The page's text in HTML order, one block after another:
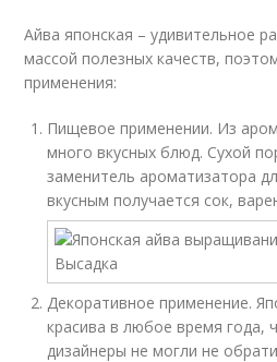
Айва японская – удивительное
массой полезных качеств,
применения:
Пищевое применении. Из
много вкусных блюд. Сухой
заменитель ароматизатора
вкусным получается сок,
Декоративное применение.
красива в любое время года,
дизайнеры не могли не